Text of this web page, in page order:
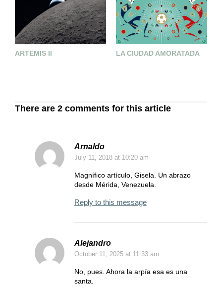
ARTEMIS II LA CIUDAD AMORATADA
There are 2 comments for this article
Arnaldo
July 11, 2018at 10:20 am
Magnífico artículo, Gisela. Un abrazo
desde Mérida, Venezuela.
Reply to this message
Alejandro
October 11, 2025at 11:33 am
No, pues. Ahora la arpía esa es una
santa.